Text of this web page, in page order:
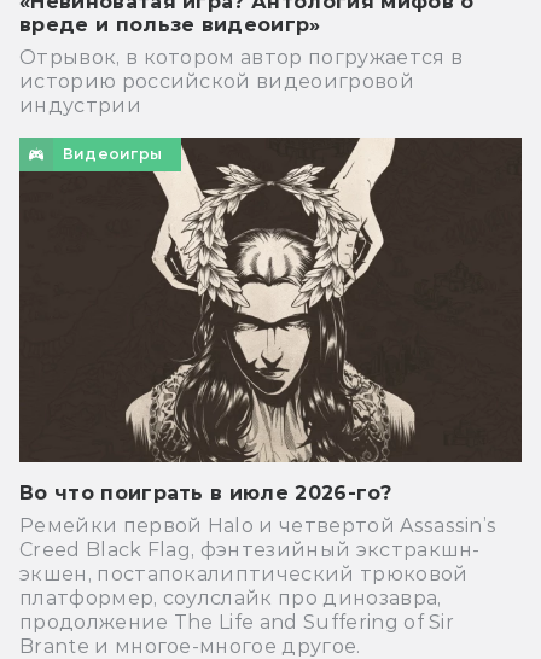
вреде и пользе видеоигр»
Отрывок, в котором автор погружается в
историю российской видеоигровой
индустрии
Видеоигры
Во что поиграть в июле 2026-го?
Ремейки первой Halo и четвертой Assassin’s
Creed Black Flag, фэнтезийный экстракшн-
экшен, постапокалиптический трюковой
платформер, соулслайк про динозавра,
продолжение The Life and Suffering of Sir
Brante и многое-многое другое.